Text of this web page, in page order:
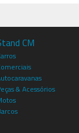
CM
& Acessórios